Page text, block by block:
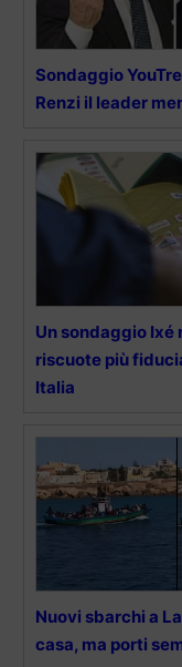
Sondaggio
Renzi il leader
Un sondaggio Ixé
riscuote più
Italia
Nuovi sbarchi a
casa, ma porti